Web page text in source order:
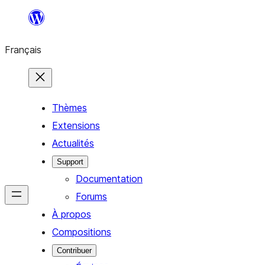
contenu
Français
Thèmes
Extensions
Actualités
Support
Documentation
Forums
À propos
Compositions
Contribuer